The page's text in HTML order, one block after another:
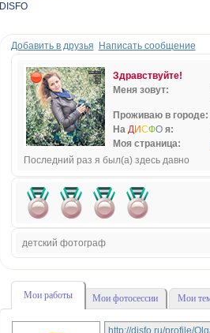
DISFO
Добавить в друзья Написать сообщение
Здравствуйте!
Меня зовут:
Проживаю в городе:
На ДИСФОя:
Моя страница:
Последний раз я был(а) здесь давно
детский фотограф
Мои работы Мои фотосессии Мои
http://disfo.ru/profile/